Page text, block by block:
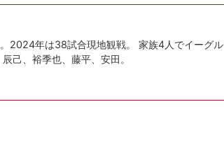
2024年は38試合現地観戦。 家族4人でイーグル
己、裕季也、藤平、安田。